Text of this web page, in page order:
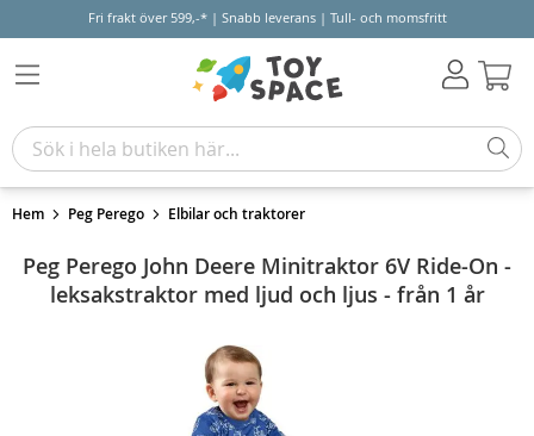
Fri frakt över 599,-* | Snabb leverans | Tull- och momsfritt
Hem Peg Perego Elbilar och traktorer
Peg Perego John Deere Minitraktor 6V Ride-On -
leksakstraktor med ljud och ljus - från 1 år